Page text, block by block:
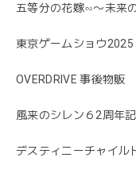
五等分の花嫁∽〜未来
東京ゲームショウ
OVERDRIVE 事後物販
風来のシレン６2周年
デスティニーチャイル